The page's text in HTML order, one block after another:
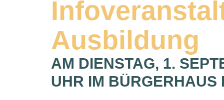
Ausbildung
AM DIENSTAG, 1.
UHR IM BÜRGERHAUS